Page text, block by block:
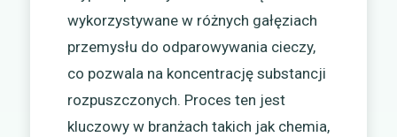
wykorzystywane w różnych gałęziach
przemysłu do odparowywania cieczy,
co pozwala na koncentrację substancji
rozpuszczonych. Proces ten jest
kluczowy w branżach takich jak chemia,